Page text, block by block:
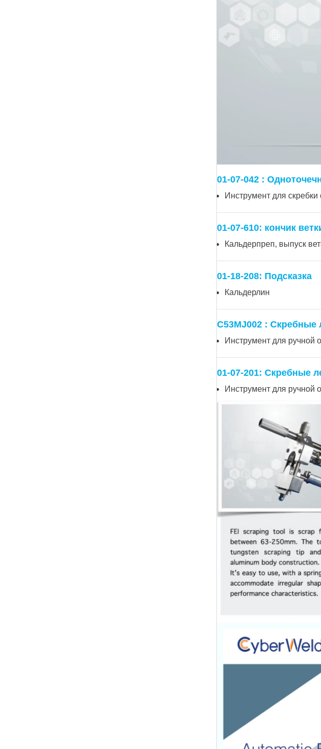
01-07-042 :
Инструмент для
01-07-610: кончик
Кальдерпреп, выпуск
01-18-208: Подсказка
Кальдерлин
C53MJ002 : Скребные
Инструмент для ручной
01-07-201: Скребные
Инструмент для ручной